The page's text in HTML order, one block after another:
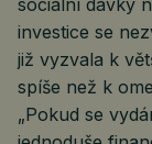
sociální dávky
investice se
již vyzvala k
spíše než k
„Pokud se